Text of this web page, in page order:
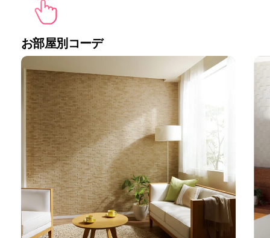
お部屋別コーデ
Daily
anti-
aging
cream